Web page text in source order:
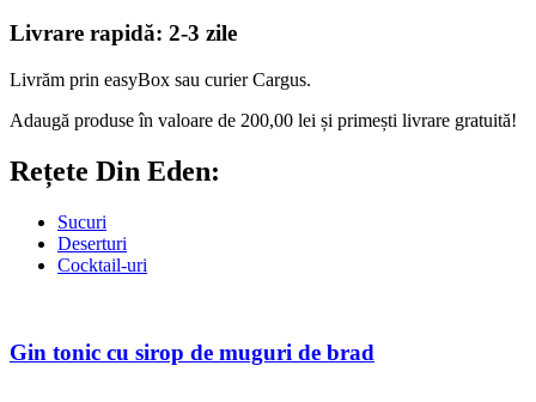
la
Livrare rapidă: 2-3 zile
Livrăm prin easyBox sau curier Cargus.
Adaugă produse în valoare de 200,00 lei și primești livrare gratuită!
Rețete Din Eden:
Sucuri
Deserturi
Cocktail-uri
Gin tonic cu sirop de muguri de brad